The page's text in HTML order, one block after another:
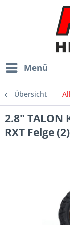
Menü
Übersicht
2.8"
RXT Felge